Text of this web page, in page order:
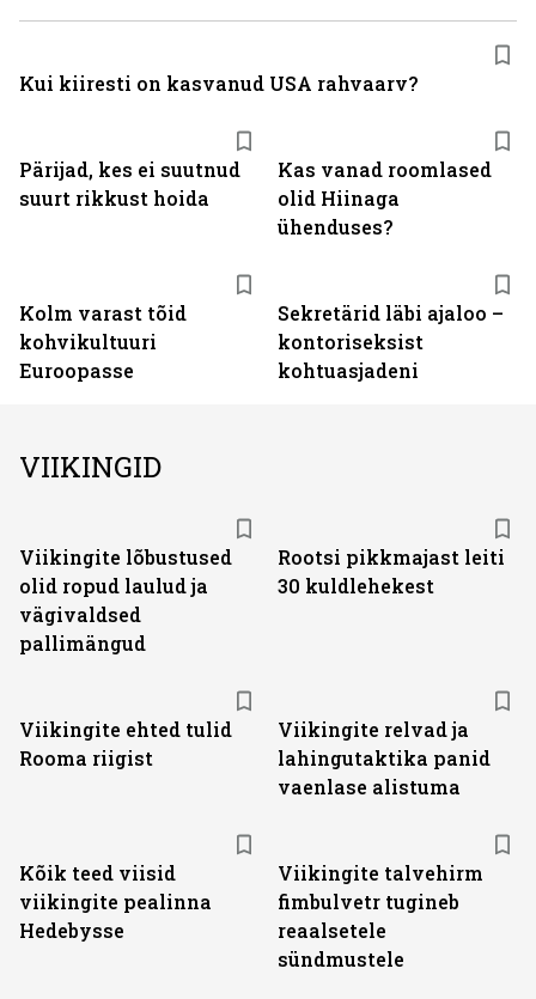
Pärijad, kes ei suutnud
suurt rikkust hoida
Kas vanad roomlased
olid Hiinaga
ühenduses?
Kolm varast tõid
kohvikultuuri
Euroopasse
Sekretärid läbi ajaloo –
kontoriseksist
kohtuasjadeni
Kui kiiresti on kasvanud USA rahvaarv?
VIIKINGID
Viikingite lõbustused
olid ropud laulud ja
vägivaldsed
pallimängud
Rootsi pikkmajast leiti
30 kuldlehekest
Viikingite ehted tulid
Rooma riigist
Viikingite relvad ja
lahingutaktika panid
vaenlase alistuma
Kõik teed viisid
viikingite pealinna
Hedebysse
Viikingite talvehirm
fimbulvetr tugineb
reaalsetele
sündmustele